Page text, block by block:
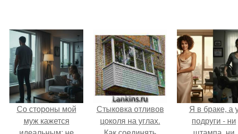
Со стороны мой
муж кажется
Стыковка отливов
цоколя на углах.
Я в браке, а
подруги - ни